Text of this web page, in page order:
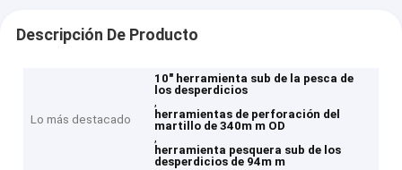
Descripción De Producto
Lo más destacado
10" herramienta sub de la pesca de
los desperdicios
,
herramientas de perforación del
martillo de 340m m OD
,
herramienta pesquera sub de los
desperdicios de 94m m